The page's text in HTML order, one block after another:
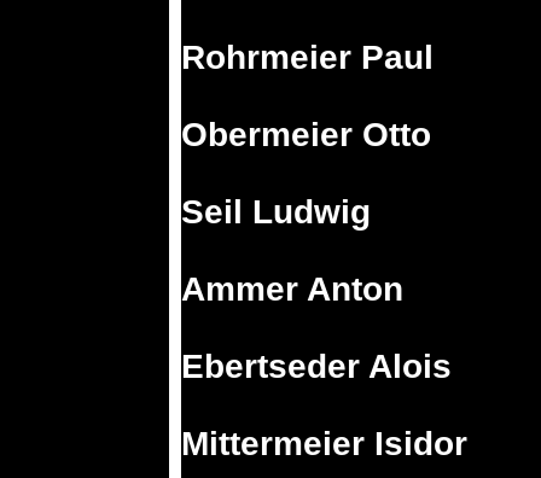
Rohrmeier Paul
Obermeier Otto
Seil Ludwig
Ammer Anton
Ebertseder Alois
Mittermeier Isidor